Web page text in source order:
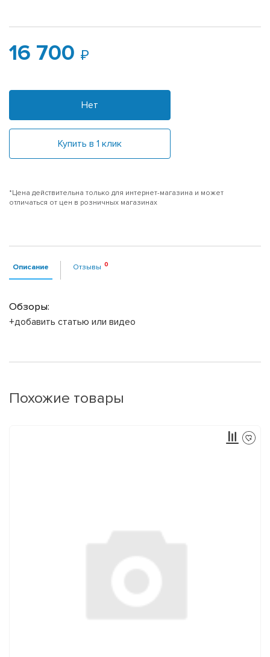
16 700
Нет
Купить в 1 клик
*Цена действительна только для интернет-магазина и может
отличаться от цен в розничных магазинах
Описание Отзывы
Обзоры:
+добавить статью или видео
Похожие товары